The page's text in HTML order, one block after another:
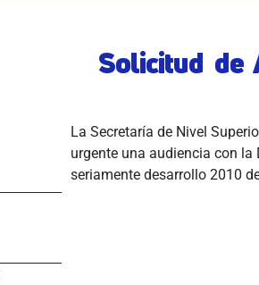
Solicitud de
La Secretaría de Nivel
urgente una audiencia con
seriamente desarrollo 2010